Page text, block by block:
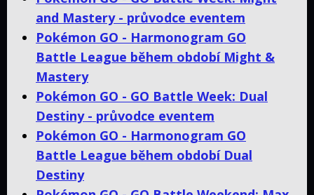
and Mastery - průvodce eventem
Pokémon GO - Harmonogram GO
Battle League během období Might &
Mastery
Pokémon GO - GO Battle Week: Dual
Destiny - průvodce eventem
Pokémon GO - Harmonogram GO
Battle League během období Dual
Destiny